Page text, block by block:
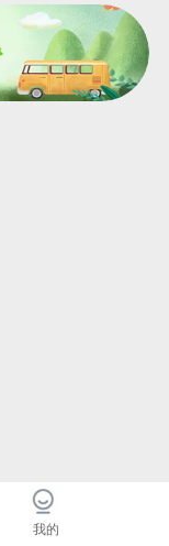
我的